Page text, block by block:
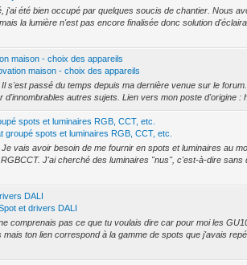
j'ai été bien occupé par quelques soucis de chantier. Nous
la lumière n'est pas encore finalisée donc solution
maison - choix des appareils
maison - choix des appareils
s'est passé du temps depuis ma dernière venue sur le
d'innombrables autres sujets. Lien vers mon poste d'origine :
spots et luminaires RGB, CCT, etc.
groupé spots et luminaires RGB, CCT, etc.
vais avoir besoin de me fournir en spots et luminaires au
RGBCCT. J'ai cherché des luminaires "nus", c'est-à-dire sans
DALI
et drivers DALI
comprenais pas ce que tu voulais dire car pour moi les
mais ton lien correspond à la gamme de spots que j'avais